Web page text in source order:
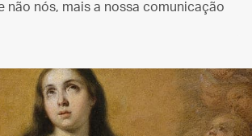
não nós, mais a nossa comunicação